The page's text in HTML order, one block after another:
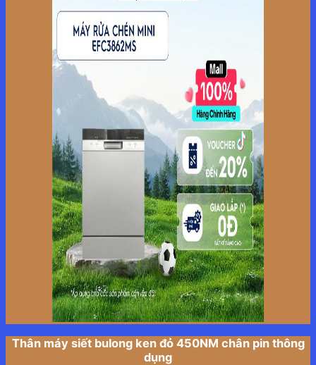
Thân máy siết bulong ken đỏ 450NM chân pin thông
dụng